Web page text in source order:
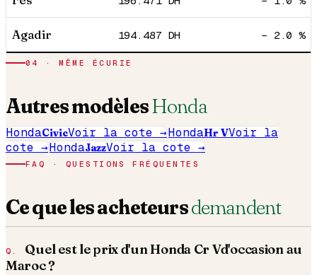
Agadir 194.487 DH − 2.0 %
04 · MÊME ÉCURIE
Autres modèlesHonda
HondaCivicVoir la cote →HondaHr VVoir la
cote →HondaJazzVoir la cote →
FAQ · QUESTIONS FRÉQUENTES
Ce que les acheteursdemandent
Quel est le prix d'unHonda Cr Vd'occasion au
Maroc ?